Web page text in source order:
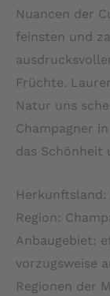
Nuancen der
feinsten und
Früchte.
Natur uns
Champagner
das Schönheit
Herkunftsland:
Region:
Anbaugebiet:
vorzugsweise
Regionen der